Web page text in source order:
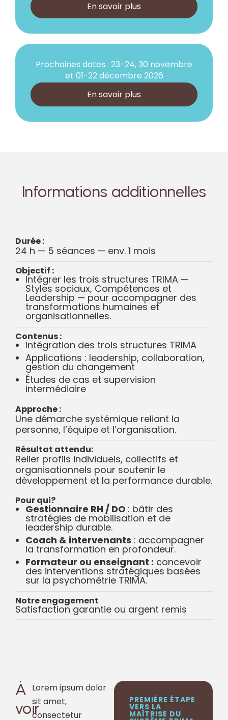
En savoir plus
Prochaines dates : 23-24, 30 novembre
et 01-22 décembre 2026
En savoir plus
Informations additionnelles
Durée :
24 h — 5 séances — env. 1 mois
Objectif :
Intégrer les trois structures TRIMA —
Styles sociaux, Compétences et
Leadership — pour accompagner des
transformations humaines et
organisationnelles.
Contenus :
Intégration des trois structures TRIMA
Applications : leadership, collaboration,
gestion du changement
Études de cas et supervision
intermédiaire
Approche :
Une démarche systémique reliant la
personne, l’équipe et l’organisation.
Résultat attendu:
Relier profils individuels, collectifs et
organisationnels pour soutenir le
développement et la performance durable.
Pour qui?
Gestionnaire RH / DO : bâtir des
stratégies de mobilisation et de
leadership durable.
Coach & intervenants : accompagner
la transformation en profondeur.
Formateur ou enseignant : concevoir
des interventions stratégiques basées
sur la psychométrie TRIMA.
Notre engagement
Satisfaction garantie ou argent remis
À
voir
Lorem ipsum dolor
sit amet,
consectetur
PREMIÈRE ÉTAPE
VERS LA
MAÎTRISE DU